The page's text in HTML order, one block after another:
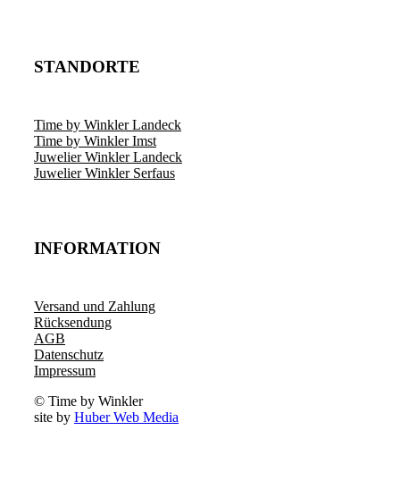
STANDORTE
Time by Winkler Landeck
Time by Winkler Imst
Juwelier Winkler Landeck
Juwelier Winkler Serfaus
INFORMATION
Versand und Zahlung
Rücksendung
AGB
Datenschutz
Impressum
© Time by Winkler
site by Huber Web Media